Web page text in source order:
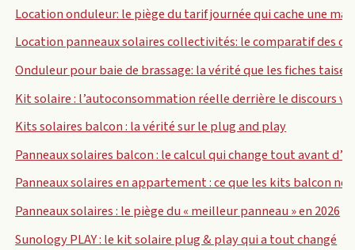
Location onduleur: le piège du tarif journée qui cache une
Location panneaux solaires collectivités: le comparatif des
Onduleur pour baie de brassage: la vérité que les fiches
Kit solaire : l’autoconsommation réelle derrière le discours
Kits solaires balcon : la vérité sur le plug and play
Panneaux solaires balcon : le calcul qui change tout avant
Panneaux solaires en appartement : ce que les kits balcon ne
Panneaux solaires : le piège du « meilleur panneau » en 2026
Sunology PLAY : le kit solaire plug & play qui a tout changé